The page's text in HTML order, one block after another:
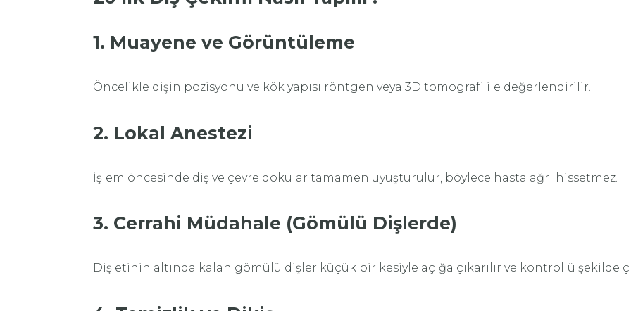
1. Muayene ve Görüntüleme
Öncelikle dişin pozisyonu ve kök yapısı röntgen veya 3D tomografi ile değerlendirilir.
2. Lokal Anestezi
İşlem öncesinde diş ve çevre dokular tamamen uyuşturulur, böylece hasta ağrı hissetmez.
3. Cerrahi Müdahale (Gömülü Dişlerde)
Diş etinin altında kalan gömülü dişler küçük bir kesiyle açığa çıkarılır ve kontrollü şekilde